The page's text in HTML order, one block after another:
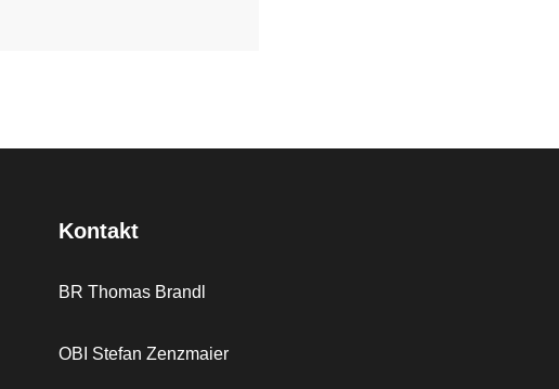
Kontakt
BR Thomas Brandl
OBI Stefan Zenzmaier